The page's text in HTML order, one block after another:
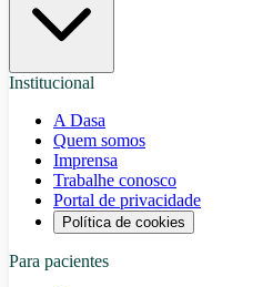
Institucional
A Dasa
Quem somos
Imprensa
Trabalhe conosco
Portal de privacidade
Política de cookies
Para pacientes